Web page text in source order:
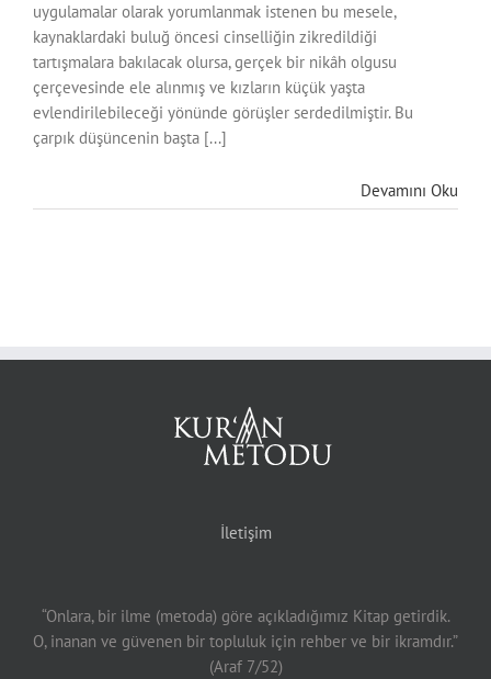
uygulamalar olarak yorumlanmak istenen bu mesele,
kaynaklardaki buluğ öncesi cinselliğin zikredildiği
tartışmalara bakılacak olursa, gerçek bir nikâh olgusu
çerçevesinde ele alınmış ve kızların küçük yaşta
evlendirilebileceği yönünde görüşler serdedilmiştir. Bu
çarpık düşüncenin başta [...]
Devamını Oku
İletişim
“Onlara, bir ilme (metoda) göre açıkladığımız Kitap getirdik.
O, inanan ve güvenen bir topluluk için rehber ve bir ikramdır.”
(Araf 7/52)